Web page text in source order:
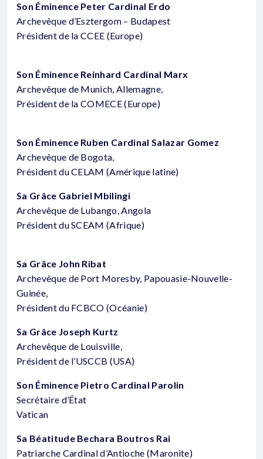
Son Éminence Peter Cardinal Erdo
Archevêque d’Esztergom – Budapest
Président de la CCEE (Europe)
Son Éminence Reinhard Cardinal Marx
Archevêque de Munich, Allemagne,
Président de la COMECE (Europe)
Son Éminence Ruben Cardinal Salazar Gomez
Archevêque de Bogota,
Président du CELAM (Amérique latine)
Sa Grâce Gabriel Mbilingi
Archevêque de Lubango, Angola
Président du SCEAM (Afrique)
Sa Grâce John Ribat
Archevêque de Port Moresby, Papouasie-Nouvelle-
Guinée,
Président du FCBCO (Océanie)
Sa Grâce Joseph Kurtz
Archevêque de Louisville,
Président de l’USCCB (USA)
Son Éminence Pietro Cardinal Parolin
Secrétaire d’État
Vatican
Sa Béatitude Bechara Boutros Rai
Patriarche Cardinal d’Antioche (Maronite)